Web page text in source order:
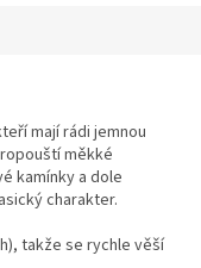
mají rádi jemnou
měkké
kamínky a dole
charakter.
takže se rychle věší